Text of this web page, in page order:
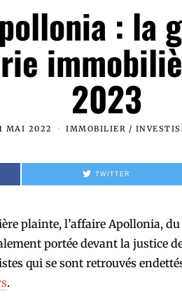
: la
2023
MAI 2022 IMMOBILIER /
TWITTER
plainte, l’affaire Apollonia,
portée devant la justice
qui se sont retrouvés
.